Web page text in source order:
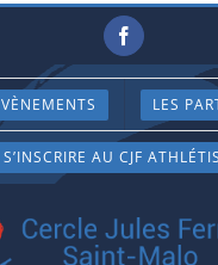
Facebook
LES
S’INSCRIRE AU CJF